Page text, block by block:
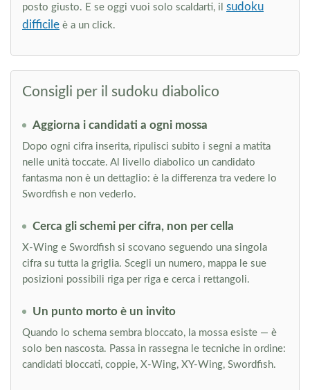
posto giusto. E se oggi vuoi solo scaldarti, il sudoku
difficile è a un click.
Consigli per il sudoku diabolico
Aggiorna i candidati a ogni mossa
Dopo ogni cifra inserita, ripulisci subito i segni a matita
nelle unità toccate. Al livello diabolico un candidato
fantasma non è un dettaglio: è la differenza tra vedere lo
Swordfish e non vederlo.
Cerca gli schemi per cifra, non per cella
X-Wing e Swordfish si scovano seguendo una singola
cifra su tutta la griglia. Scegli un numero, mappa le sue
posizioni possibili riga per riga e cerca i rettangoli.
Un punto morto è un invito
Quando lo schema sembra bloccato, la mossa esiste — è
solo ben nascosta. Passa in rassegna le tecniche in ordine:
candidati bloccati, coppie, X-Wing, XY-Wing, Swordfish.